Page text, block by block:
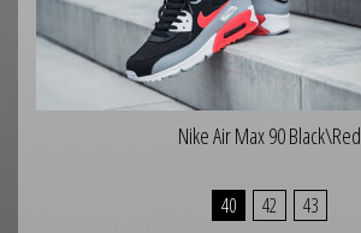
Nike Air Max 90 Black\Red
40 42 43